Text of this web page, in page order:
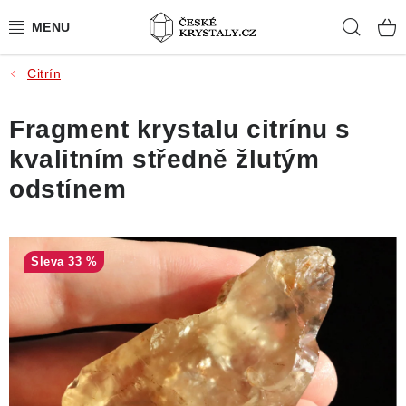
na
PŘÍRODNÍ KAMENY
BROUŠENÉ KAMENY
MISTROVSKÉ KRYSTALY
SLEVY
VIDEOGALERIE
KONTAKT
Citrín
Fragment krystalu citrínu s
kvalitním středně žlutým
odstínem
33 %